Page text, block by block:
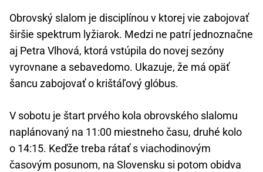
Obrovský slalom je disciplínou v ktorej vie zabojovať
širšie spektrum lyžiarok. Medzi ne patrí jednoznačne
aj Petra Vlhová, ktorá vstúpila do novej sezóny
vyrovnane a sebavedomo. Ukazuje, že má opäť
šancu zabojovať o krištáľový glóbus.
V sobotu je štart prvého kola obrovského slalomu
naplánovaný na 11:00 miestneho času, druhé kolo
o 14:15. Keďže treba rátať s viachodinovým
časovým posunom, na Slovensku si potom obidva